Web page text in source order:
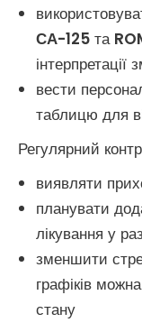
СА-125 та
інтерпретації
вести
таблицю для
Регулярний
виявляти
планувати
лікування у
зменшити
графіків
стану